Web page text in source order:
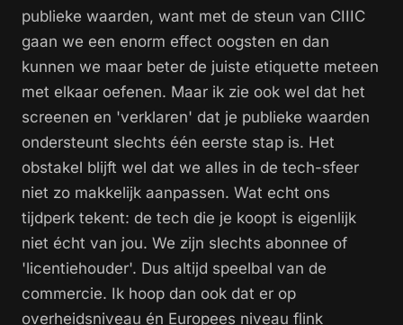
publieke waarden, want met de steun van CIIIC
gaan we een enorm effect oogsten en dan
kunnen we maar beter de juiste etiquette meteen
met elkaar oefenen. Maar ik zie ook wel dat het
screenen en 'verklaren' dat je publieke waarden
ondersteunt slechts één eerste stap is. Het
obstakel blijft wel dat we alles in de tech-sfeer
niet zo makkelijk aanpassen. Wat echt ons
tijdperk tekent: de tech die je koopt is eigenlijk
niet écht van jou. We zijn slechts abonnee of
'licentiehouder'. Dus altijd speelbal van de
commercie. Ik hoop dan ook dat er op
overheidsniveau én Europees niveau flink